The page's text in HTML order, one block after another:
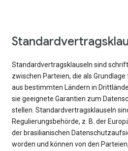
Standardvertragsklauseln sind
zwischen Parteien, die als
aus bestimmten Ländern in
sie geeignete Garantien zum
stellen. Standardvertragsklauseln
Regulierungsbehörde, z. B. der
der brasilianischen
worden und können von den